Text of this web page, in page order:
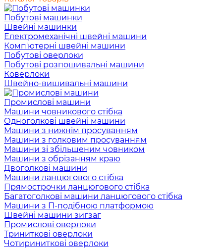
Побутові машинки
Швейні машинки
Електромеханічні швейні машини
Комп'ютерні швейні машини
Побутові оверлоки
Побутові розпошивальні машини
Коверлоки
Швейно-вишивальні машини
Промислові машини
Машини човникового стібка
Одноголкові швейні машини
Машини з нижнім просуванням
Машини з голковим просуванням
Машини зі збільшеним човником
Машини з обрізанням краю
Двоголкові машини
Машини ланцюгового стібка
Прямострочки ланцюгового стібка
Багатоголкові машини ланцюгового стібка
Машини з П-подібною платформою
Швейні машини зигзаг
Промислові оверлоки
Триниткові оверлоки
Чотириниткові оверлоки